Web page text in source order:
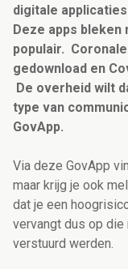
digitale
Deze apps bleken
populair.
gedownload en
De overheid wilt
type van
GovApp.
Via deze GovApp
maar krijg je ook
dat je een
vervangt dus op
verstuurd werden.